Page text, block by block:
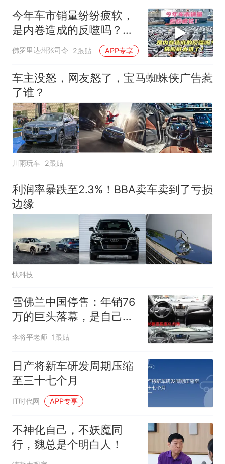
今年车市销量纷纷疲软，
是内卷造成的反噬吗？利
润真的太低了！
佛罗里达州张司令 2跟贴 APP专享
车主没怒，网友怒了，宝马蜘蛛侠广告惹
了谁？
川雨玩车 2跟贴
利润率暴跌至2.3%！BBA卖车卖到了亏损
边缘
快科技
雪佛兰中国停售：年销76
万的巨头落幕，是自己失
败还是国产崛起？
李将平老师 1跟贴
日产将新车研发周期压缩
至三十七个月
IT时代网 APP专享
不神化自己，不妖魔同
行，魏总是个明白人！